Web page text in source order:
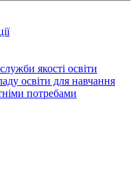
якості освіти
освіти для навчання
потребами